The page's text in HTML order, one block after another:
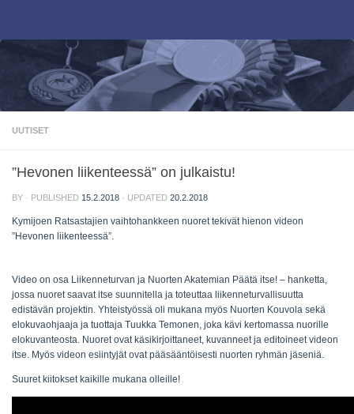
UUTISET
”Hevonen liikenteessä” on julkaistu!
BY · PUBLISHED 15.2.2018 · UPDATED 20.2.2018
Kymijoen Ratsastajien vaihtohankkeen nuoret tekivät hienon videon
”Hevonen liikenteessä”.
Video on osa Liikenneturvan ja Nuorten Akatemian Päätä itse! – hanketta,
jossa nuoret saavat itse suunnitella ja toteuttaa liikenneturvallisuutta
edistävän projektin. Yhteistyössä oli mukana myös Nuorten Kouvola sekä
elokuvaohjaaja ja tuottaja Tuukka Temonen, joka kävi kertomassa nuorille
elokuvanteosta. Nuoret ovat käsikirjoittaneet, kuvanneet ja editoineet videon
itse. Myös videon esiintyjät ovat pääsääntöisesti nuorten ryhmän jäseniä.
Suuret kiitokset kaikille mukana olleille!